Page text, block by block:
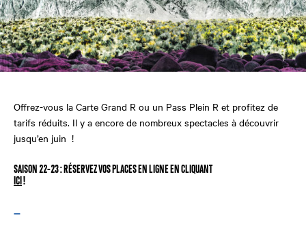
Offrez-vous la Carte Grand R ou un Pass Plein R et profitez de
tarifs réduits. Il y a encore de nombreux spectacles à découvrir
jusqu’en juin !
SAISON 22-23 : RÉSERVEZ VOS PLACES EN LIGNE EN CLIQUANT
ICI !
—